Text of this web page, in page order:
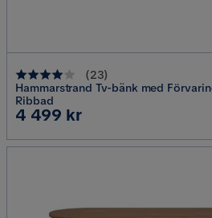
(23)
Hammarstrand Tv-bänk med
Ribbad
Pris
4 499 kr